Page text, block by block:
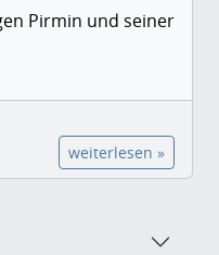
Pirmin und seiner
weiterlesen »